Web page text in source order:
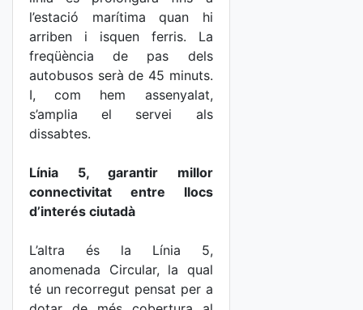
l’estació marítima quan hi
arriben i isquen ferris. La
freqüència de pas dels
autobusos serà de 45 minuts.
I, com hem assenyalat,
s’amplia el servei als
dissabtes.
Línia 5, garantir millor
connectivitat entre llocs
d’interés ciutadà
L’altra és la Línia 5,
anomenada Circular, la qual
té un recorregut pensat per a